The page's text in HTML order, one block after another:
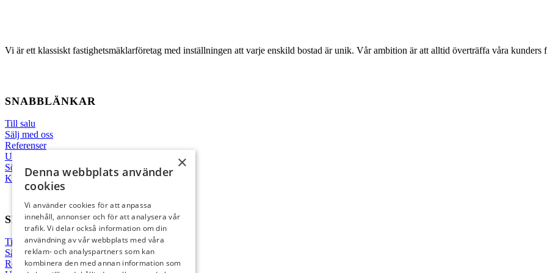
Vi är ett klassiskt fastighetsmäklarföretag med inställningen att varje enskild bostad är unik. Vår ambition är att alltid överträffa våra kunders
SNABBLÄNKAR
Till salu
Sälj med oss
Referenser
Underhand
Sök jobb
Kontakt
SNABBLÄNKAR
Till salu
Sälj med oss
Referenser
×
Denna webbplats använder
cookies
Vi använder cookies för att anpassa
innehåll, annonser och för att analysera vår
trafik. Vi delar också information om din
användning av vår webbplats med våra
reklam- och analyspartners som kan
kombinera den med annan information som